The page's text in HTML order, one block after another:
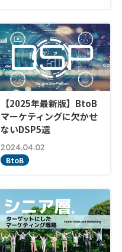
【2025年最新版】BtoB
マーケティングに欠かせ
ないDSP5選
2024.04.02
BtoB